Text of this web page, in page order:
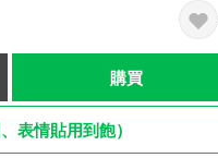
購買
表情貼用到飽）